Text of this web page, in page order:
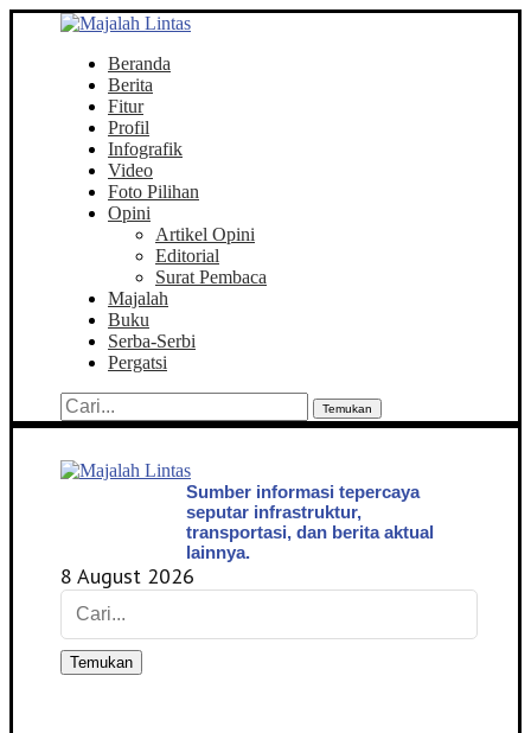
Beranda
Berita
Fitur
Profil
Infografik
Video
Foto Pilihan
Opini
Artikel Opini
Editorial
Surat Pembaca
Majalah
Buku
Serba-Serbi
Pergatsi
Temukan
Sumber informasi tepercaya
seputar infrastruktur,
transportasi, dan berita aktual
lainnya.
8 August 2026
Temukan